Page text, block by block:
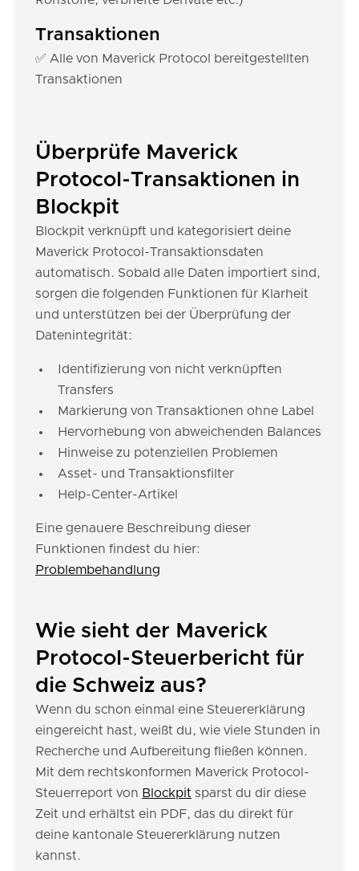
Transaktionen
✅ Alle von Maverick Protocol bereitgestellten
Transaktionen
Überprüfe Maverick
Protocol-Transaktionen in
Blockpit
Blockpit verknüpft und kategorisiert deine
Maverick Protocol-Transaktionsdaten
automatisch. Sobald alle Daten importiert sind,
sorgen die folgenden Funktionen für Klarheit
und unterstützen bei der Überprüfung der
Datenintegrität:
Identifizierung von nicht verknüpften
Transfers
Markierung von Transaktionen ohne Label
Hervorhebung von abweichenden Balances
Hinweise zu potenziellen Problemen
Asset- und Transaktionsfilter
Help-Center-Artikel
Eine genauere Beschreibung dieser
Funktionen findest du hier:
Problembehandlung
Wie sieht der Maverick
Protocol-Steuerbericht für
die Schweiz aus?
Wenn du schon einmal eine Steuererklärung
eingereicht hast, weißt du, wie viele Stunden in
Recherche und Aufbereitung fließen können.
Mit dem rechtskonformen Maverick Protocol-
Steuerreport von Blockpit sparst du dir diese
Zeit und erhältst ein PDF, das du direkt für
deine kantonale Steuererklärung nutzen
kannst.